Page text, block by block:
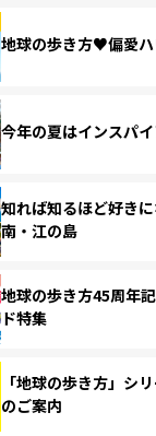
地球の歩き方♥偏愛ハ
今年の夏はインスパイ
知れば知るほど好き
南・江の島
地球の歩き方45周年
ド特集
「地球の歩き方」シ
のご案内